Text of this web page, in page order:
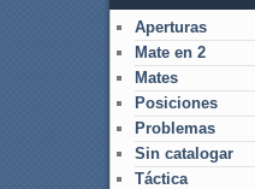
Aperturas
Mate en 2
Mates
Posiciones
Problemas
Sin catalogar
Táctica